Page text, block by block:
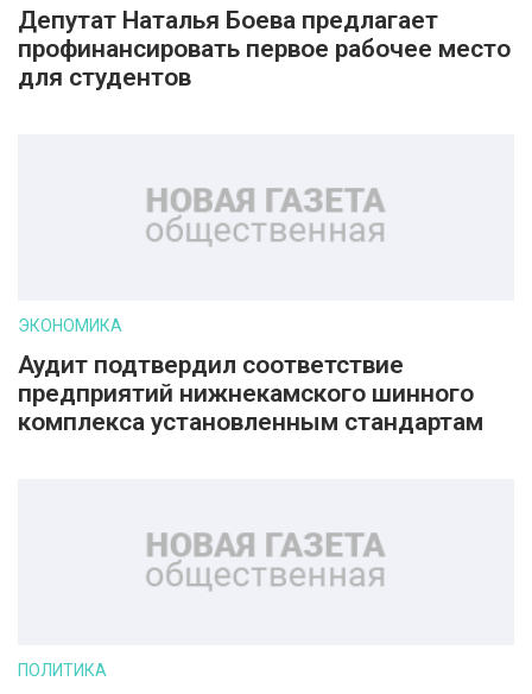
Депутат Наталья Боева предлагает
профинансировать первое рабочее место
для студентов
ЭКОНОМИКА
Аудит подтвердил соответствие
предприятий нижнекамского шинного
комплекса установленным стандартам
ПОЛИТИКА